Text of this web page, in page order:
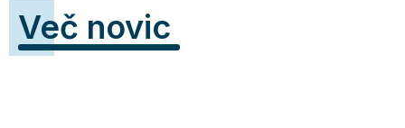
Več novic